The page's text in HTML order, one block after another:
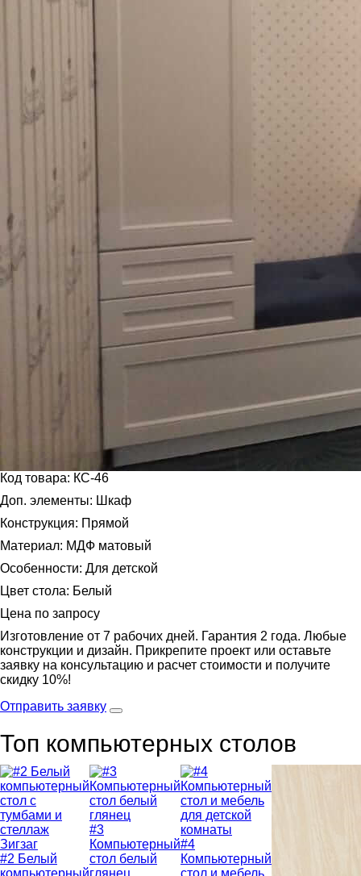
Код товара: КС-46
Доп. элементы: Шкаф
Конструкция: Прямой
Материал: МДФ матовый
Особенности: Для детской
Цвет стола: Белый
Цена по запросу
Изготовление от 7 рабочих дней. Гарантия 2 года. Любые
конструкции и дизайн. Прикрепите проект или оставьте
заявку на консультацию и расчет стоимости и получите
скидку 10%!
Отправить заявку
Топ компьютерных столов
#2 Белый
компьютерный
#3
Компьютерный
стол белый
глянец
#4
Компьютерный
стол и мебель